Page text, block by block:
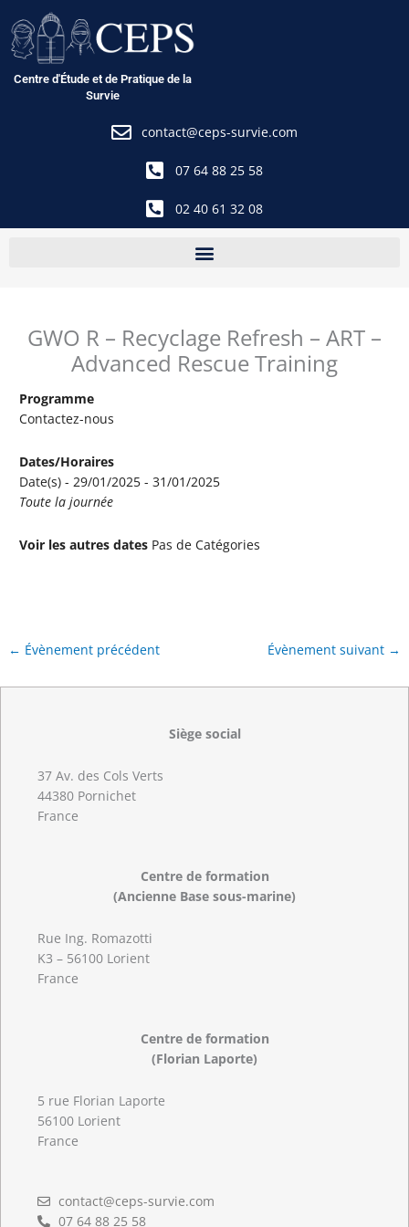
au
contenu
Centre d'Étude et de Pratique de la
Survie
contact@ceps-survie.com
07 64 88 25 58
02 40 61 32 08
GWO R – Recyclage Refresh – ART –
Advanced Rescue Training
Programme
Contactez-nous
Dates/Horaires
Date(s) - 29/01/2025 - 31/01/2025
Toute la journée
Voir les autres dates Pas de Catégories
← Évènement précédent Évènement suivant →
Siège social
37 Av. des Cols Verts
44380 Pornichet
France
Centre de formation
(Ancienne Base sous-marine)
Rue Ing. Romazotti
K3 – 56100 Lorient
France
Centre de formation
(Florian Laporte)
5 rue Florian Laporte
56100 Lorient
France
contact@ceps-survie.com
07 64 88 25 58